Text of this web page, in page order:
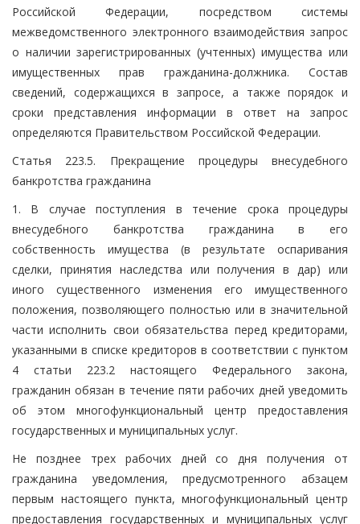
Российской Федерации, посредством системы
межведомственного электронного взаимодействия запрос
о наличии зарегистрированных (учтенных) имущества или
имущественных прав гражданина-должника. Состав
сведений, содержащихся в запросе, а также порядок и
сроки представления информации в ответ на запрос
определяются Правительством Российской Федерации.
Статья 223.5. Прекращение процедуры внесудебного
банкротства гражданина
1. В случае поступления в течение срока процедуры
внесудебного банкротства гражданина в его
собственность имущества (в результате оспаривания
сделки, принятия наследства или получения в дар) или
иного существенного изменения его имущественного
положения, позволяющего полностью или в значительной
части исполнить свои обязательства перед кредиторами,
указанными в списке кредиторов в соответствии с пунктом
4 статьи 223.2 настоящего Федерального закона,
гражданин обязан в течение пяти рабочих дней уведомить
об этом многофункциональный центр предоставления
государственных и муниципальных услуг.
Не позднее трех рабочих дней со дня получения от
гражданина уведомления, предусмотренного абзацем
первым настоящего пункта, многофункциональный центр
предоставления государственных и муниципальных услуг